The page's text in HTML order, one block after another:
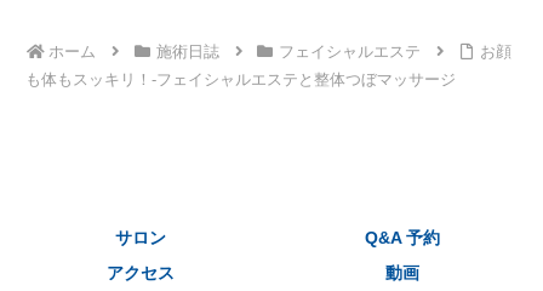
ホーム 施術日誌 フェイシャルエステ
お顔
も体もスッキリ！-フェイシャルエステと整体つぼマッサージ
サロン
Q&A 予約
アクセス
動画